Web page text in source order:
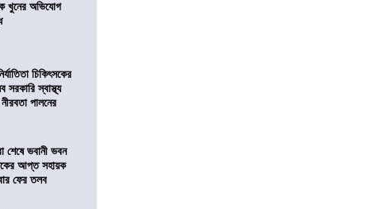
খুনের অভিযোগ
চিকিৎসকের
সরকারি স্বাস্থ্য
পালনের
শেষে ভবানী ভবন
আপ্ত সহায়ক
ফের তলব